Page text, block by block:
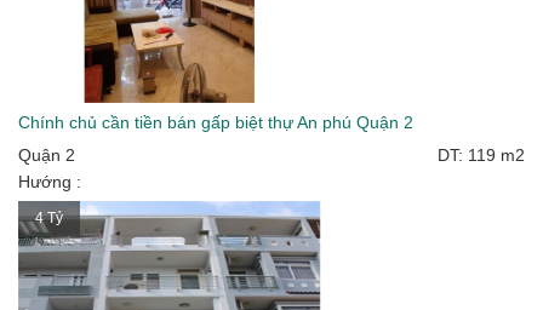
Chính chủ cần tiền bán gấp biệt thự An phú Quận 2
Quận 2
DT: 119 m2
Hướng :
4 Tỷ